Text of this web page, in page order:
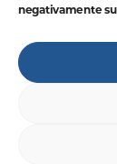
negativamente
© 2026 Bollati